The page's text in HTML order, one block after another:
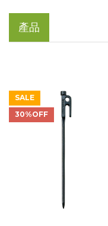
產品
SALE
30%OFF